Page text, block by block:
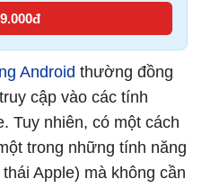
Android thường đồng
cập vào các tính
Tuy nhiên, có một cách
trong những tính năng
Apple) mà không cần